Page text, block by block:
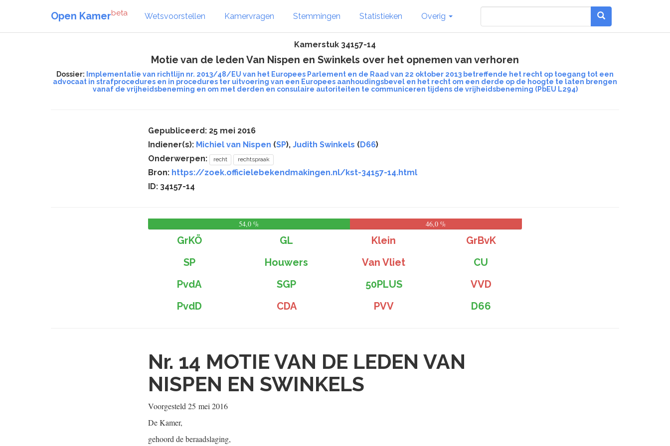
Open Kamerbeta Wetsvoorstellen Kamervragen Stemmingen Statistieken Overig
Kamerstuk 34157-14
Motie van de leden Van Nispen en Swinkels over het opnemen van verhoren
Dossier: Implementatie van richtlijn nr. 2013/48/EU van het Europees Parlement en de Raad van 22 oktober 2013 betreffende het recht op toegang tot een
advocaat in strafprocedures en in procedures ter uitvoering van een Europees aanhoudingsbevel en het recht om een derde op de hoogte te laten brengen
vanaf de vrijheidsbeneming en om met derden en consulaire autoriteiten te communiceren tijdens de vrijheidsbeneming (PbEU L294)
Gepubliceerd: 25 mei 2016
Indiener(s): Michiel van Nispen (SP), Judith Swinkels (D66)
Onderwerpen:
recht rechtspraak
Bron: https://zoek.officielebekendmakingen.nl/kst-34157-14.html
ID: 34157-14
54,0 % 46,0 %
GrKÖ GL Klein
GrBvK
SP
Houwers Van Vliet
CU
PvdA
SGP 50PLUS
VVD
PvdD
CDA PVV D66
Nr. 14 MOTIE VAN DE LEDEN VAN
NISPEN EN SWINKELS
Voorgesteld 25 mei 2016
De Kamer,
gehoord de beraadslaging,